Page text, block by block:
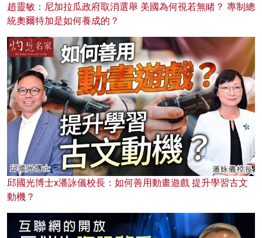
趙靈敏：尼加拉瓜政府取消選舉 美國為何視若無睹？ 專制總
統奧爾特加是如何養成的？
邱國光博士x潘詠儀校長：如何善用動畫遊戲 提升學習古文
動機？